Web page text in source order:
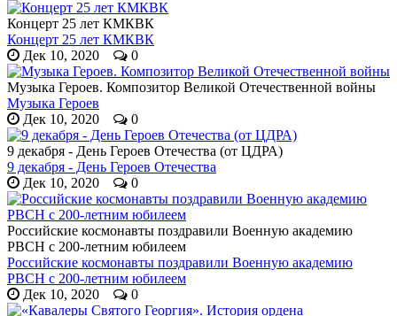
Концерт 25 лет КМКВК
Концерт 25 лет КМКВК
Дек 10, 2020
0
Музыка Героев. Композитор Великой Отечественной войны
Музыка Героев
Дек 10, 2020
0
9 декабря - День Героев Отечества (от ЦДРА)
9 декабря - День Героев Отечества
Дек 10, 2020
0
Российские космонавты поздравили Военную академию
РВСН с 200-летним юбилеем
Российские космонавты поздравили Военную академию
РВСН с 200-летним юбилеем
Дек 10, 2020
0